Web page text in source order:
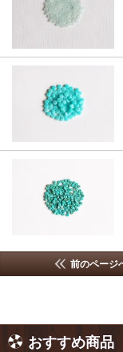
前のページ
おすすめ商品